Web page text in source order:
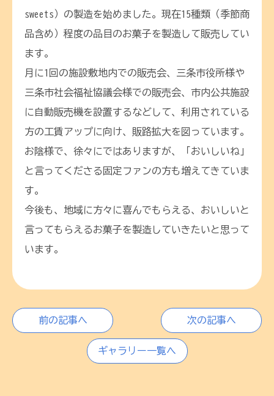
sweets）の製造を始めました。現在15種類（季節商
品含め）程度の品目のお菓子を製造して販売してい
ます。
月に1回の施設敷地内での販売会、三条市役所様や
三条市社会福祉協議会様での販売会、市内公共施設
に自動販売機を設置するなどして、利用されている
方の工賃アップに向け、販路拡大を図っています。
お陰様で、徐々にではありますが、「おいしいね」
と言ってくださる固定ファンの方も増えてきていま
す。
今後も、地域に方々に喜んでもらえる、おいしいと
言ってもらえるお菓子を製造していきたいと思って
います。
前の記事へ
ギャラリー一覧へ
次の記事へ